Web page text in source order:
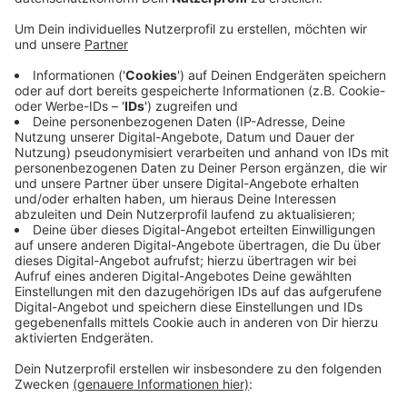
Veröffentlicht:Montag, 07.10.2019 07:20
Gesundheitsminister Spahn will sie verstärkt aus dem
Ausland holen. Deshalb war er vor kurzem unter
anderem auch in Mexiko. Heute Morgen um 9 Uhr gibt
es im Pflegezentrum St. Ludger in Vreden eine
öffentliche Talkrunde zum Personalmangel in der
Pflege. Mit dabei sind die beiden
Bundestagsabgeordneten Ursula Schulte und
Johannes Röring, Vredens Bürgermeister Christoph
Holtwisch und Pflege-Experten
Anzeige